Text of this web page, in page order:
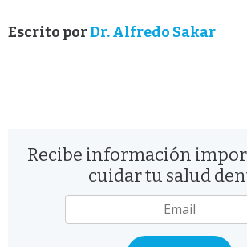
Escrito porDr. Alfredo Sakar
Recibe información
cuidar tu salud